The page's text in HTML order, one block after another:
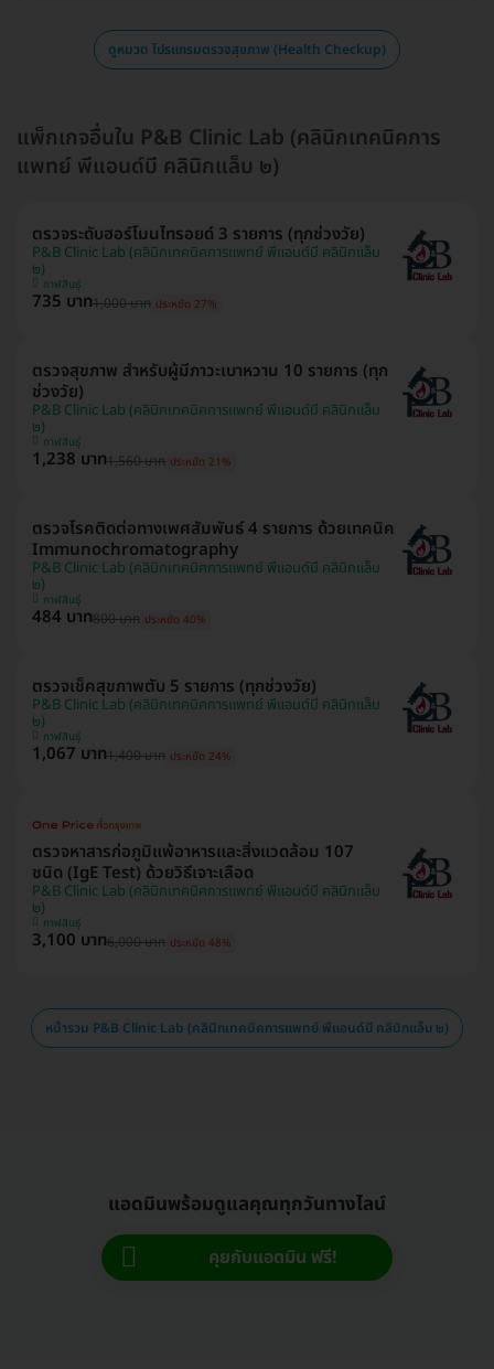
ดูหมวด โปรแกรมตรวจสุขภาพ (Health Checkup)
แพ็กเกจอื่นใน P&B Clinic Lab (คลินิกเทคนิคการ
แพทย์ พีแอนด์บี คลินิกแล็บ ๒)
ตรวจระดับฮอร์โมนไทรอยด์ 3 รายการ (ทุกช่วงวัย)
P&B Clinic Lab (คลินิกเทคนิคการแพทย์ พีแอนด์บี คลินิกแล็บ
๒)
กาฬสินธุ์
735 บาท1,000 บาท ประหยัด 27%
ตรวจสุขภาพ สำหรับผู้มีภาวะเบาหวาน 10 รายการ (ทุก
ช่วงวัย)
P&B Clinic Lab (คลินิกเทคนิคการแพทย์ พีแอนด์บี คลินิกแล็บ
๒)
กาฬสินธุ์
1,238 บาท1,560 บาท ประหยัด 21%
ตรวจโรคติดต่อทางเพศสัมพันธ์ 4 รายการ ด้วยเทคนิค
Immunochromatography
P&B Clinic Lab (คลินิกเทคนิคการแพทย์ พีแอนด์บี คลินิกแล็บ
๒)
กาฬสินธุ์
484 บาท800 บาท ประหยัด 40%
ตรวจเช็คสุขภาพตับ 5 รายการ (ทุกช่วงวัย)
P&B Clinic Lab (คลินิกเทคนิคการแพทย์ พีแอนด์บี คลินิกแล็บ
๒)
กาฬสินธุ์
1,067 บาท1,400 บาท ประหยัด 24%
ตรวจหาสารก่อภูมิแพ้อาหารและสิ่งแวดล้อม 107
ชนิด (IgE Test) ด้วยวิธีเจาะเลือด
P&B Clinic Lab (คลินิกเทคนิคการแพทย์ พีแอนด์บี คลินิกแล็บ
๒)
กาฬสินธุ์
3,100 บาท6,000 บาท ประหยัด 48%
หน้ารวม P&B Clinic Lab (คลินิกเทคนิคการแพทย์ พีแอนด์บี คลินิกแล็บ ๒)
แอดมินพร้อมดูแลคุณทุกวันทางไลน์
คุยกับแอดมิน ฟรี!